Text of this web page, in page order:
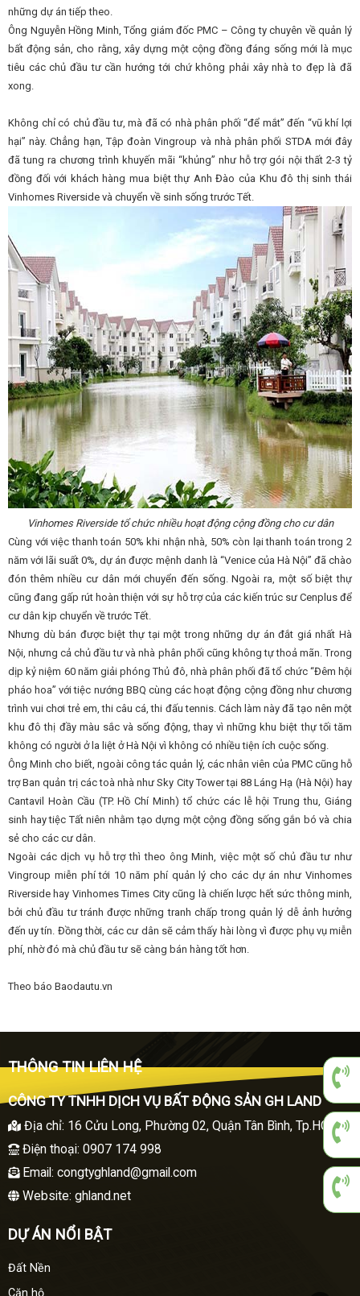
những dự án tiếp theo.
Ông Nguyễn Hồng Minh, Tổng giám đốc PMC – Công ty chuyên về quản lý
bất động sản, cho rằng, xây dựng một cộng đồng đáng sống mới là mục
tiêu các chủ đầu tư cần hướng tới chứ không phải xây nhà to đẹp là đã
xong.
Không chỉ có chủ đầu tư, mà đã có nhà phân phối “để mắt” đến “vũ khí lợi
hại” này. Chẳng hạn, Tập đoàn Vingroup và nhà phân phối STDA mới đây
đã tung ra chương trình khuyến mãi “khủng” như hỗ trợ gói nội thất 2-3 tỷ
đồng đối với khách hàng mua biệt thự Anh Đào của Khu đô thị sinh thái
Vinhomes Riverside và chuyển về sinh sống trước Tết.
Vinhomes Riverside tổ chức nhiều hoạt động cộng đồng cho cư dân
Cùng với việc thanh toán 50% khi nhận nhà, 50% còn lại thanh toán trong 2
năm với lãi suất 0%, dự án được mệnh danh là “Venice của Hà Nội” đã chào
đón thêm nhiều cư dân mới chuyển đến sống. Ngoài ra, một số biệt thự
cũng đang gấp rút hoàn thiện với sự hỗ trợ của các kiến trúc sư Cenplus để
cư dân kịp chuyển về trước Tết.
Nhưng dù bán được biệt thự tại một trong những dự án đắt giá nhất Hà
Nội, nhưng cả chủ đầu tư và nhà phân phối cũng không tự thoả mãn. Trong
dịp kỷ niệm 60 năm giải phóng Thủ đô, nhà phân phối đã tổ chức “Đêm hội
pháo hoa” với tiệc nướng BBQ cùng các hoạt động cộng đồng như chương
trình vui chơi trẻ em, thi câu cá, thi đấu tennis. Cách làm này đã tạo nên một
khu đô thị đầy màu sắc và sống động, thay vì những khu biệt thự tối tăm
không có người ở la liệt ở Hà Nội vì không có nhiều tiện ích cuộc sống.
Ông Minh cho biết, ngoài công tác quản lý, các nhân viên của PMC cũng hỗ
trợ Ban quản trị các toà nhà như Sky City Tower tại 88 Láng Hạ (Hà Nội) hay
Cantavil Hoàn Cầu (TP. Hồ Chí Minh) tổ chức các lễ hội Trung thu, Giáng
sinh hay tiệc Tất niên nhằm tạo dựng một cộng đồng sống gắn bó và chia
sẻ cho các cư dân.
Ngoài các dịch vụ hỗ trợ thì theo ông Minh, việc một số chủ đầu tư như
Vingroup miễn phí tới 10 năm phí quản lý cho các dự án như Vinhomes
Riverside hay Vinhomes Times City cũng là chiến lược hết sức thông minh,
bởi chủ đầu tư tránh được những tranh chấp trong quản lý dễ ảnh hưởng
đến uy tín. Đồng thời, các cư dân sẽ cảm thấy hài lòng vì được phụ vụ miễn
phí, nhờ đó mà chủ đầu tư sẽ càng bán hàng tốt hơn.
Theo báo Baodautu.vn
THÔNG TIN LIÊN HỆ
CÔNG TY TNHH DỊCH VỤ BẤT ĐỘNG SẢN GH LAND
Địa chỉ: 16 Cửu Long, Phường 02, Quận Tân Bình, Tp.HCM
Điện thoại: 0907 174 998
Email: congtyghland@gmail.com
Website: ghland.net
DỰ ÁN NỔI BẬT
Đất Nền
Căn hộ